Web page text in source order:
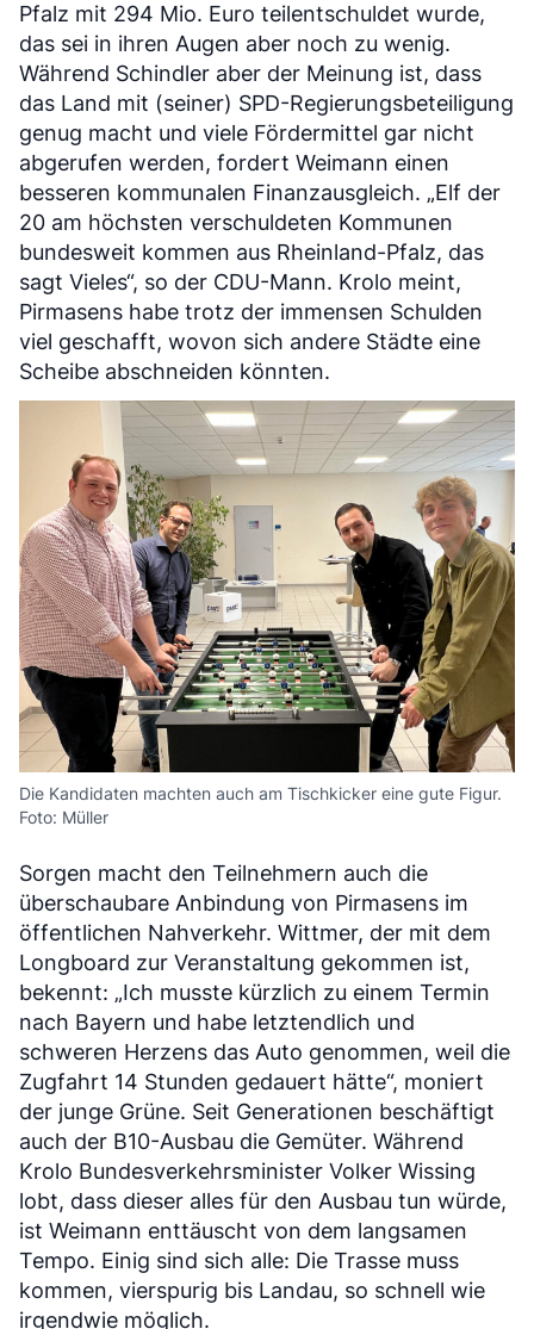
Pfalz mit 294 Mio. Euro teilentschuldet wurde,
das sei in ihren Augen aber noch zu wenig.
Während Schindler aber der Meinung ist, dass
das Land mit (seiner) SPD-Regierungsbeteiligung
genug macht und viele Fördermittel gar nicht
abgerufen werden, fordert Weimann einen
besseren kommunalen Finanzausgleich. „Elf der
20 am höchsten verschuldeten Kommunen
bundesweit kommen aus Rheinland-Pfalz, das
sagt Vieles“, so der CDU-Mann. Krolo meint,
Pirmasens habe trotz der immensen Schulden
viel geschafft, wovon sich andere Städte eine
Scheibe abschneiden könnten.
Die Kandidaten machten auch am Tischkicker eine gute Figur.
Foto: Müller
Sorgen macht den Teilnehmern auch die
überschaubare Anbindung von Pirmasens im
öffentlichen Nahverkehr. Wittmer, der mit dem
Longboard zur Veranstaltung gekommen ist,
bekennt: „Ich musste kürzlich zu einem Termin
nach Bayern und habe letztendlich und
schweren Herzens das Auto genommen, weil die
Zugfahrt 14 Stunden gedauert hätte“, moniert
der junge Grüne. Seit Generationen beschäftigt
auch der B10-Ausbau die Gemüter. Während
Krolo Bundesverkehrsminister Volker Wissing
lobt, dass dieser alles für den Ausbau tun würde,
ist Weimann enttäuscht von dem langsamen
Tempo. Einig sind sich alle: Die Trasse muss
kommen, vierspurig bis Landau, so schnell wie
irgendwie möglich.